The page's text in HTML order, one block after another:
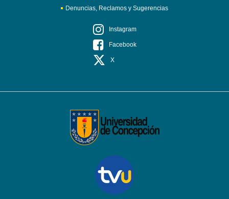
Denuncias, Reclamos y Sugerencias
Instagram
Facebook
X